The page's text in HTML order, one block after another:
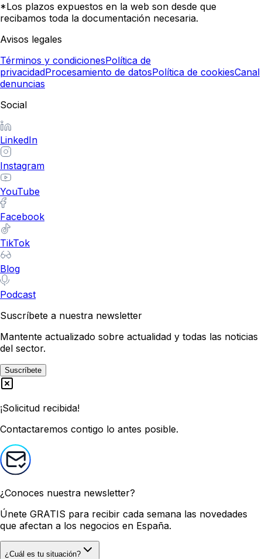
*Los plazos expuestos en la web son desde que
recibamos toda la documentación necesaria.
Avisos legales
Términos y condicionesPolítica de
privacidadProcesamiento de datosPolítica de cookiesCanal
denuncias
Social
LinkedIn
Instagram
YouTube
Facebook
TikTok
Blog
Podcast
Suscríbete a nuestra newsletter
Mantente actualizado sobre actualidad y todas las noticias
del sector.
Suscríbete
¡Solicitud recibida!
Contactaremos contigo lo antes posible.
¿Conoces nuestra newsletter?
Únete GRATIS para recibir cada semana las novedades
que afectan a los negocios en España.
¿Cuál es tu situación?